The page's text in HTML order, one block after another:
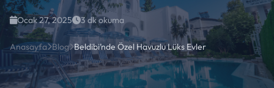
Ocak 27, 2025 3 dk okuma
Anasayfa Blog Beldibi’nde Özel Havuzlu Lüks Evler